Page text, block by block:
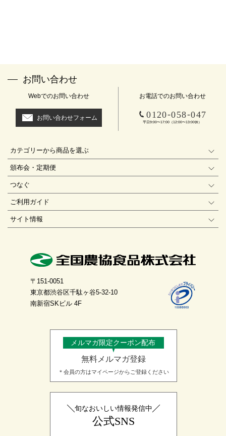
お問い合わせ
Webでのお問い合わせ
お問い合わせフォーム
お電話でのお問い合わせ
0120-058-047
平日9:00〜17:00（12:00〜13:00休）
カテゴリーから商品を選ぶ
頒布会・定期便
つなぐ
ご利用ガイド
サイト情報
〒151-0051
東京都渋谷区千駄ヶ谷5-32-10
南新宿SKビル 4F
メルマガ限定クーポン配布
無料メルマガ登録
＊会員の方はマイページからご登録ください
旬なおいしい情報発信中
公式SNS